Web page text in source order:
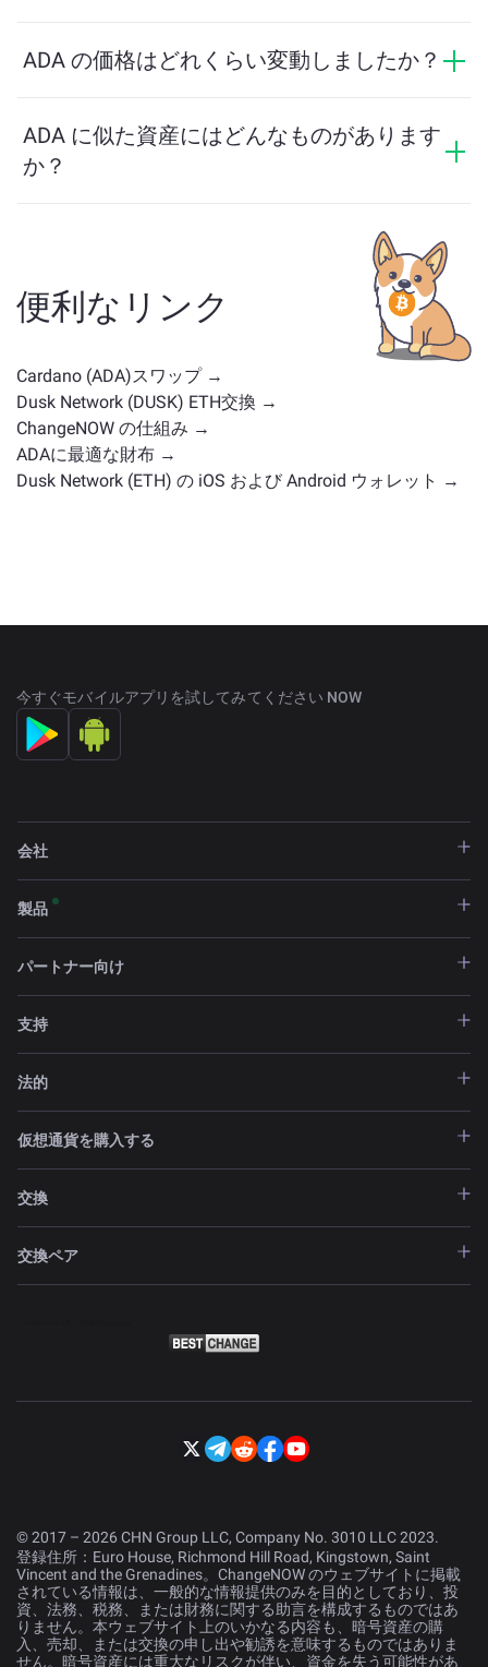
逆にも交換できます。さらに、ChangeNOWはマルチチ
ADA の価格はどれくらい変動しましたか？
ADA に似た資産にはどんなものがあります
か？
— ステーブルコイン、ユーティリティトークン、ガバ
ナンスコイン、またはその他のタイプかどうかです。
一般的な代替案には、類似のユースケースや市場の位
置を持つ他の暗号通貨が含まれます。
メイン交換ペー
で利用可能なすべての資産を確認してください。
便利なリンク
Cardano (ADA)スワップ →
Dusk Network (DUSK) ETH交換 →
ChangeNOW の仕組み →
ADAに最適な財布 →
Dusk Network (ETH) の iOS および Android ウォレット →
今すぐモバイルアプリを試してみてください NOW
会社
製品
パートナー向け
支持
法的
仮想通貨を購入する
交換
交換ペア
© 2017 – 2026 CHN Group LLC, Company No. 3010 LLC 2023.
登録住所：Euro House, Richmond Hill Road, Kingstown, Saint
Vincent and the Grenadines。ChangeNOW のウェブサイトに掲載
されている情報は、一般的な情報提供のみを目的としており、投
資、法務、税務、または財務に関する助言を構成するものではあ
りません。本ウェブサイト上のいかなる内容も、暗号資産の購
入、売却、または交換の申し出や勧誘を意味するものではありま
せん。暗号資産には重大なリスクが伴い、資金を失う可能性があ